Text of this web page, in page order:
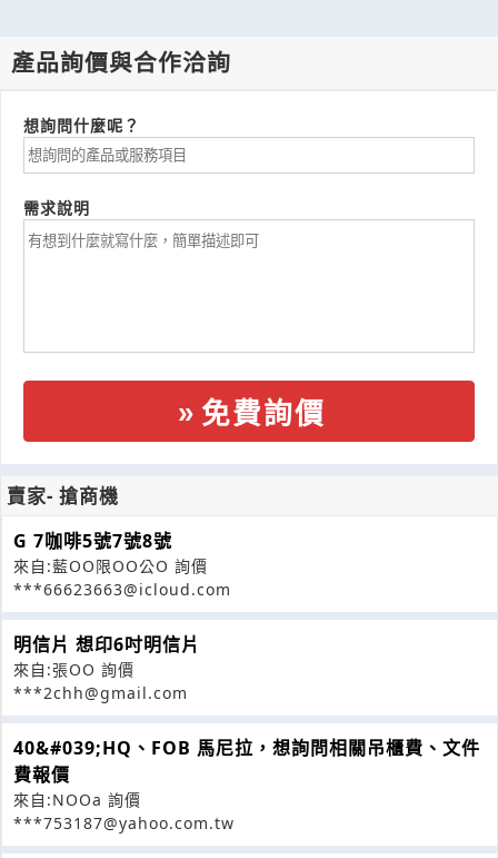
產品詢價與合作洽詢
想詢問什麼呢？
需求說明
免費詢價
賣家- 搶商機
G 7咖啡5號7號8號
來自:藍OO限OO公O 詢價
***66623663@icloud.com
明信片 想印6吋明信片
來自:張OO 詢價
***2chh@gmail.com
40&#039;HQ、FOB 馬尼拉，想詢問相關吊櫃費、文件
費報價
來自:NOOa 詢價
***753187@yahoo.com.tw